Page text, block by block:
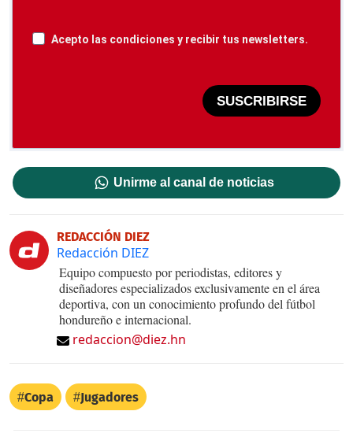
Acepto las condiciones y recibir tus newsletters.
SUSCRIBIRSE
Unirme al canal de noticias
REDACCIÓN DIEZ
Redacción DIEZ
Equipo compuesto por periodistas, editores y
diseñadores especializados exclusivamente en el área
deportiva, con un conocimiento profundo del fútbol
hondureño e internacional.
redaccion@diez.hn
Copa Jugadores